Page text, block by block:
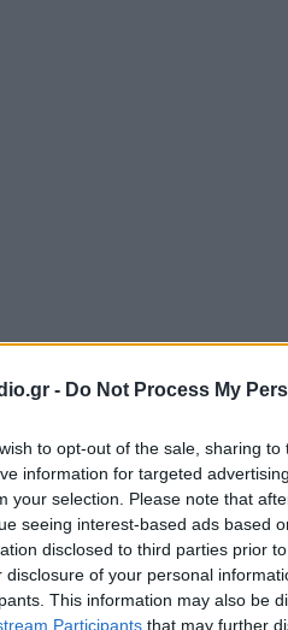
- Do Not Process My
to opt-out of the sale, sharing
information for targeted
your selection. Please note that
seeing interest-based ads based
disclosed to third parties prior
disclosure of your personal
This information may also be
Participants that may further